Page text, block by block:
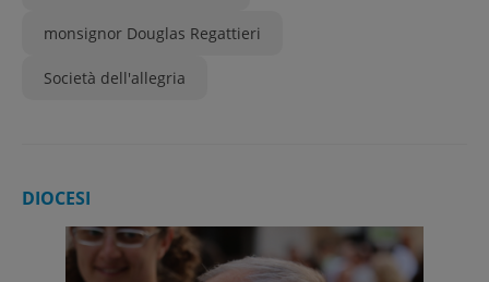
monsignor Douglas Regattieri
Società dell'allegria
DIOCESI